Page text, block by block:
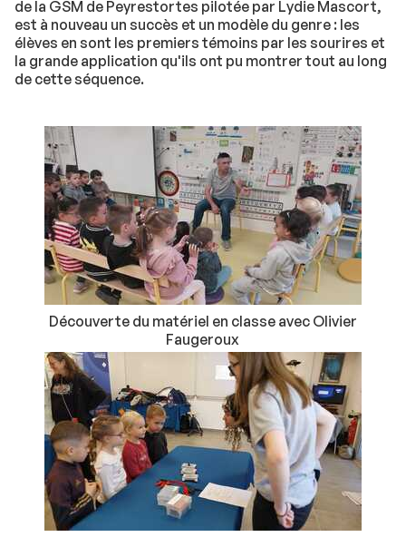
de la GSM de Peyrestortes pilotée par Lydie Mascort,
est à nouveau un succès et un modèle du genre : les
élèves en sont les premiers témoins par les sourires et
la grande application qu'ils ont pu montrer tout au long
de cette séquence.
Découverte du matériel en classe avec Olivier
Faugeroux